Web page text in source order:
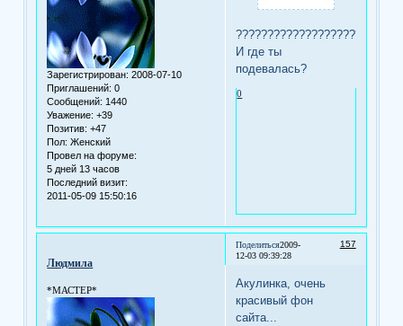
Зарегистрирован: 2008-07-10
Приглашений: 0
Сообщений: 1440
Уважение: +39
Позитив: +47
Пол: Женский
Провел на форуме:
5 дней 13 часов
Последний визит:
2011-05-09 15:50:16
И где ты
подевалась?
0
Поделиться 157
2009-
12-03 09:39:28
Людмила
*МАСТЕР*
Акулинка, очень
красивый фон
сайта...